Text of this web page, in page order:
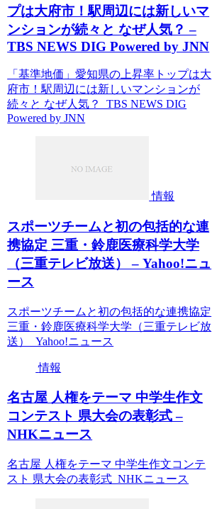
プは大府市！駅周辺には新しいマ
ンションが続々と なぜ人気？ –
TBS NEWS DIG Powered by JNN
「基準地価」愛知県の上昇率トップは大
府市！駅周辺には新しいマンションが
続々と なぜ人気？ TBS NEWS DIG
Powered by JNN
情報
スポーツチームと初の包括的な連
携協定 三重・鈴鹿医療科学大学
（三重テレビ放送） – Yahoo!ニュ
ース
スポーツチームと初の包括的な連携協定
三重・鈴鹿医療科学大学（三重テレビ放
送） Yahoo!ニュース
情報
名古屋 人権をテーマ 中学生作文
コンテスト 県大会の表彰式 –
NHKニュース
名古屋 人権をテーマ 中学生作文コンテ
スト 県大会の表彰式 NHKニュース